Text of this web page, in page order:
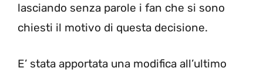
lasciando senza parole i fan che si sono
chiesti il motivo di questa decisione.
E’ stata apportata una modifica all’ultimo